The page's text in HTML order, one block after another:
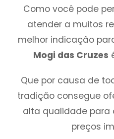
Como você pode
atender a muitos
melhor indicação
Mogi das Cruzes
Que por causa de
tradição consegue
alta qualidade para
preços